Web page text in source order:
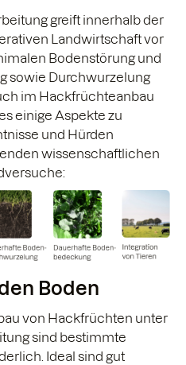
greift innerhalb der
Landwirtschaft vor
Bodenstörung und
sowie Durchwurzelung
im Hackfrüchteanbau
einige Aspekte zu
und Hürden
wissenschaftlichen
Boden
von Hackfrüchten unter
sind bestimmte
Ideal sind gut